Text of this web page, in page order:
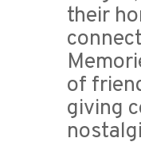
their
of
giving